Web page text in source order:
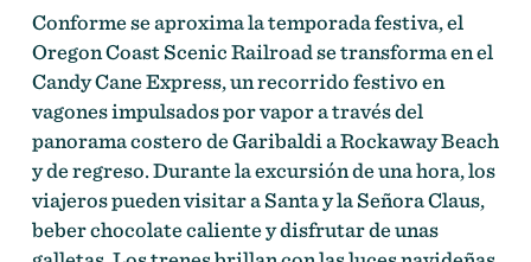
Conforme se aproxima la temporada festiva, el
Oregon Coast Scenic Railroad se transforma en el
Candy Cane Express, un recorrido festivo en
vagones impulsados por vapor a través del
panorama costero de Garibaldi a Rockaway Beach
y de regreso. Durante la excursión de una hora, los
viajeros pueden visitar a Santa y la Señora Claus,
beber chocolate caliente y disfrutar de unas